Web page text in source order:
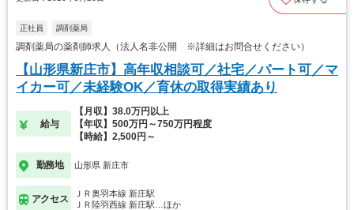
正社員 調剤薬局
調剤薬局の薬剤師求人（法人名非公開 ※詳細はお問合せください）
【山形県新庄市】高年収相談可／社宅／パート可／マ
イカー可／未経験OK／育休の取得実績あり
給与
【月収】38.0万円以上
【年収】500万円～750万円程度
【時給】2,500円～
勤務地 山形県 新庄市
アクセス
ＪＲ奥羽本線 新庄駅
ＪＲ陸羽西線 新庄駅…ほか